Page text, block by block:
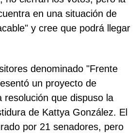
en una situación de
y cree que podrá llegar
denominado "Frente
un proyecto de
resolución que dispuso la
de Kattya González. El
por 21 senadores, pero